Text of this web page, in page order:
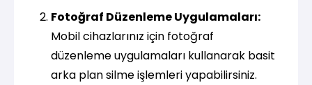
Fotoğraf Düzenleme Uygulamaları:
Mobil cihazlarınız için fotoğraf
düzenleme uygulamaları kullanarak basit
arka plan silme işlemleri yapabilirsiniz.